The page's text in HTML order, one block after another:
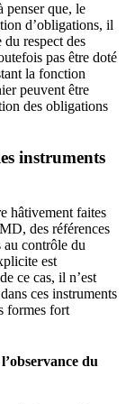
penser que, le
d’obligations, il
du respect des
pas être doté
la fonction
peuvent être
des obligations
instruments
hâtivement faites
des références
au contrôle du
est
ce cas, il n’est
ces instruments
formes fort
du